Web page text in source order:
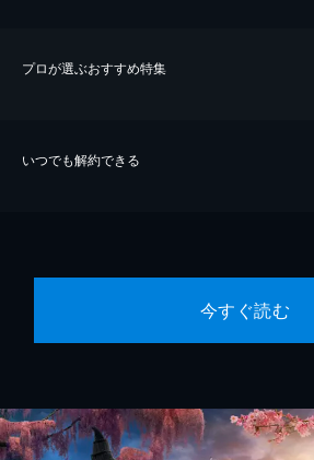
プロが選ぶおすすめ特集
いつでも解約できる
今すぐ読む